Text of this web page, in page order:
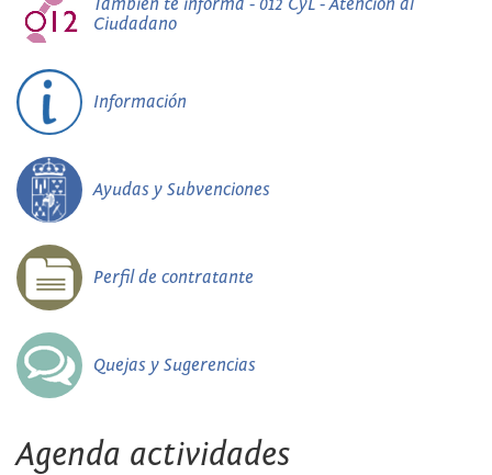
Ciudadano
Información
Ayudas y Subvenciones
Perfil de contratante
Quejas y Sugerencias
Agenda actividades